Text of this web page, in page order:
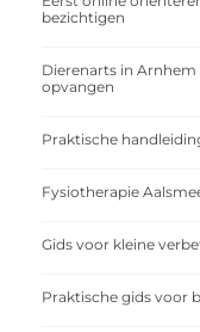
bezichtigen
Dierenarts in
opvangen
Praktische
Fysiotherapie
Gids voor kleine
Praktische gids voor